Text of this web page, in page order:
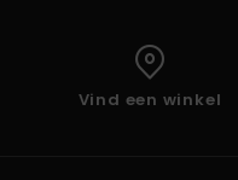
Vind een winkel